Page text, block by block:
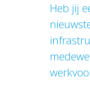
Heb jij